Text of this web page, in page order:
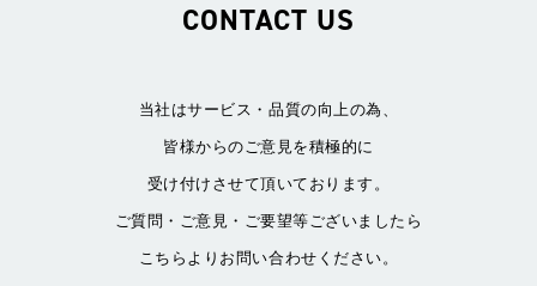
CONTACT US
当社はサービス・品質の向上の為、
皆様からのご意見を積極的に
受け付けさせて頂いております。
ご質問・ご意見・ご要望等ございましたら
こちらよりお問い合わせください。